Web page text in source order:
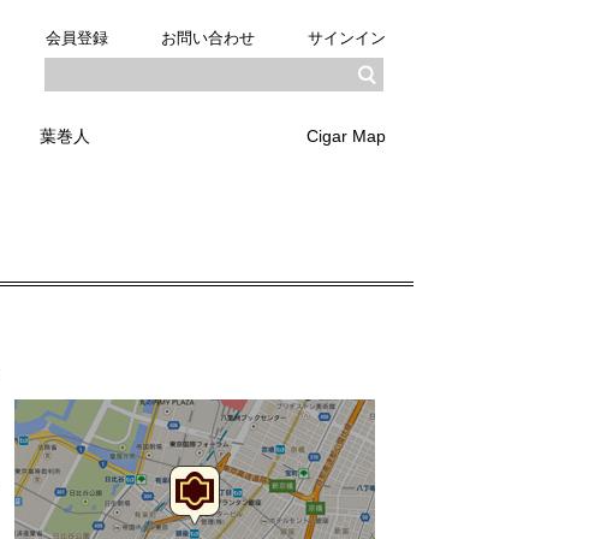
会員登録 お問い合わせ サインイン
葉巻人 Cigar Map